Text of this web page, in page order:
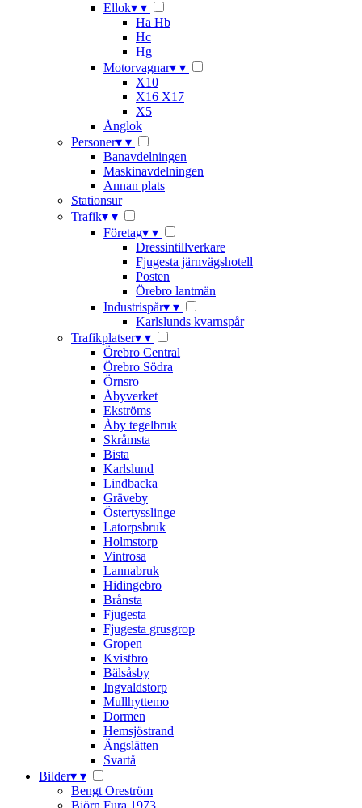
Ellok▾ ▾
Ha Hb
Hc
Hg
Motorvagnar▾ ▾
X10
X16 X17
X5
Ånglok
Personer▾ ▾
Banavdelningen
Maskinavdelningen
Annan plats
Stationsur
Trafik▾ ▾
Företag▾ ▾
Dressintillverkare
Fjugesta järnvägshotell
Posten
Örebro lantmän
Industrispår▾ ▾
Karlslunds kvarnspår
Trafikplatser▾ ▾
Örebro Central
Örebro Södra
Örnsro
Åbyverket
Ekströms
Åby tegelbruk
Skråmsta
Bista
Karlslund
Lindbacka
Gräveby
Östertysslinge
Latorpsbruk
Holmstorp
Vintrosa
Lannabruk
Hidingebro
Brånsta
Fjugesta
Fjugesta grusgrop
Gropen
Kvistbro
Bälsåsby
Ingvaldstorp
Mullhyttemo
Dormen
Hemsjöstrand
Ängslätten
Svartå
Bilder▾ ▾
Bengt Oreström
Björn Fura 1973